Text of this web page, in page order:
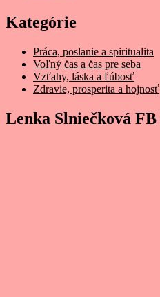
Kategórie
Práca, poslanie a spiritualita
Voľný čas a čas pre seba
Vzťahy, láska a ľúbosť
Zdravie, prosperita a hojnosť
Lenka Slniečková FB